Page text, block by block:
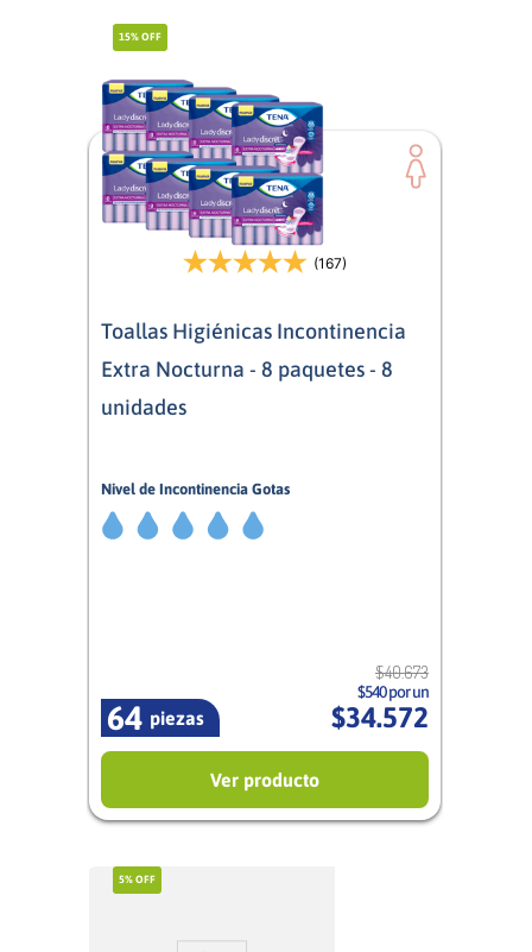
15% OFF
(167)
Toallas Higiénicas Incontinencia
Extra Nocturna - 8 paquetes - 8
unidades
Nivel de Incontinencia Gotas
5/5
piezas
64
$40.673
$540 por un
$34.572
Ver producto
5% OFF